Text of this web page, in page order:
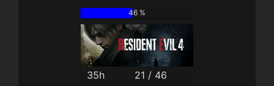
46 %
35h 21 / 46